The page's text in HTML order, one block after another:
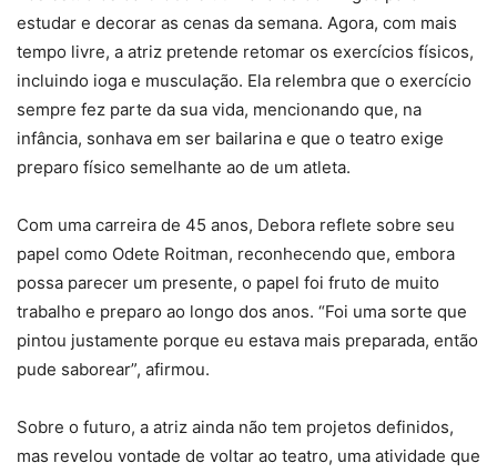
estudar e decorar as cenas da semana. Agora, com mais
tempo livre, a atriz pretende retomar os exercícios físicos,
incluindo ioga e musculação. Ela relembra que o exercício
sempre fez parte da sua vida, mencionando que, na
infância, sonhava em ser bailarina e que o teatro exige
preparo físico semelhante ao de um atleta.
Com uma carreira de 45 anos, Debora reflete sobre seu
papel como Odete Roitman, reconhecendo que, embora
possa parecer um presente, o papel foi fruto de muito
trabalho e preparo ao longo dos anos. “Foi uma sorte que
pintou justamente porque eu estava mais preparada, então
pude saborear”, afirmou.
Sobre o futuro, a atriz ainda não tem projetos definidos,
mas revelou vontade de voltar ao teatro, uma atividade que